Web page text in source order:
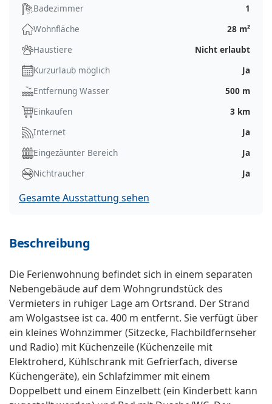
Badezimmer
1
Wohnfläche
28 m²
Haustiere
Nicht erlaubt
Kurzurlaub möglich
Ja
Entfernung Wasser
500 m
Einkaufen
3 km
Internet
Ja
Eingezäunter Bereich
Ja
Nichtraucher
Ja
Gesamte Ausstattung sehen
Beschreibung
Die Ferienwohnung befindet sich in einem separaten
Nebengebäude auf dem Wohngrundstück des
Vermieters in ruhiger Lage am Ortsrand. Der Strand
am Wolgastsee ist ca. 400 m entfernt. Sie verfügt über
ein kleines Wohnzimmer (Sitzecke, Flachbildfernseher
und Radio) mit Küchenzeile (Küchenzeile mit
Elektroherd, Kühlschrank mit Gefrierfach, diverse
Küchengeräte), ein Schlafzimmer mit einem
Doppelbett und einem Einzelbett (ein Kinderbett kann